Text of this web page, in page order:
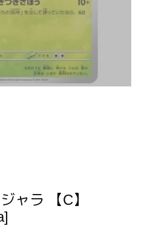
ャラ 【C】